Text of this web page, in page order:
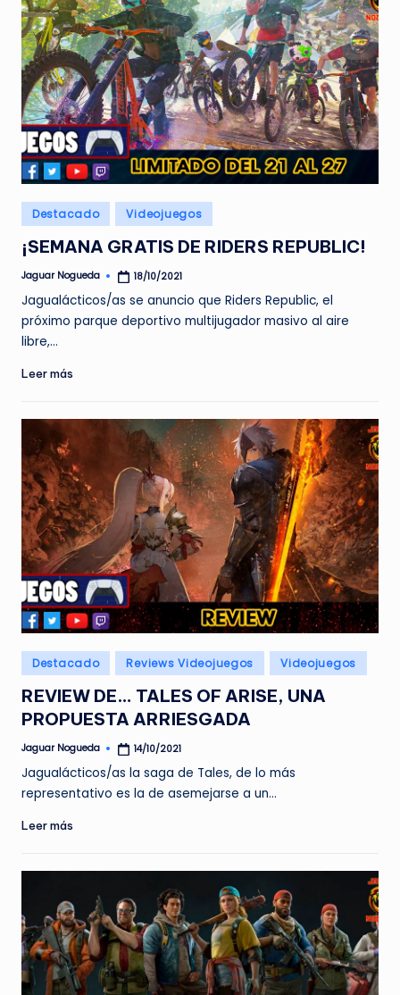
Publicado
en
Destacado Videojuegos
¡SEMANA GRATIS DE RIDERS REPUBLIC!
Publicado
Jaguar Nogueda 18/10/2021
Jagualácticos/as se anuncio que Riders Republic, el
próximo parque deportivo multijugador masivo al aire
libre,…
Leer más
Publicado
en
Destacado Reviews Videojuegos Videojuegos
REVIEW DE… TALES OF ARISE, UNA
PROPUESTA ARRIESGADA
Publicado
Jaguar Nogueda 14/10/2021
Jagualácticos/as la saga de Tales, de lo más
representativo es la de asemejarse a un…
Leer más